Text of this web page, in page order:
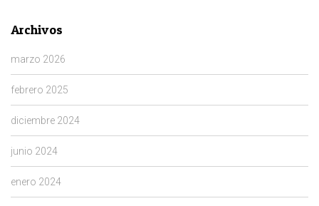
Archivos
marzo 2026
febrero 2025
diciembre 2024
junio 2024
enero 2024